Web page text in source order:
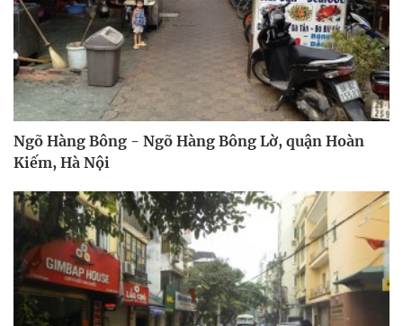
Ngõ Hàng Bông - Ngõ Hàng Bông Lờ, quận Hoàn
Kiếm, Hà Nội